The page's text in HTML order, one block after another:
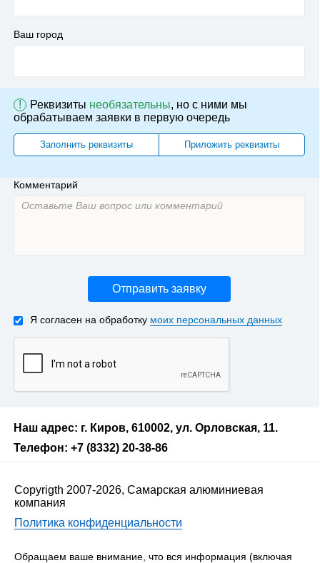
Ваш город
! Реквизиты необязательны, но с ними мы
обрабатываем заявки в первую очередь
Заполнить реквизиты Приложить реквизиты
Комментарий
Отправить заявку
Я согласен на обработку моих персональных данных
Наш адрес: г. Киров, 610002, ул. Орловская, 11.
Телефон: +7 (8332) 20-38-86
Copyrigth 2007-2026, Самарская алюминиевая
компания
Политика конфиденциальности
Обращаем ваше внимание, что вся информация (включая